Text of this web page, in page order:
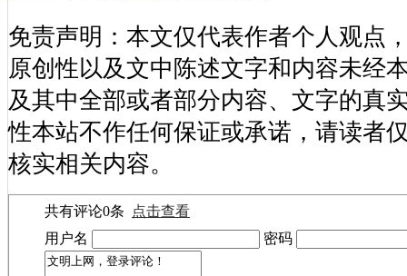
免责声明：本文仅代表作者个人观点
原创性以及文中陈述文字和内容未经
及其中全部或者部分内容、文字的真
性本站不作任何保证或承诺，请读者
核实相关内容。
共有评论0条
点击查看
用户名
密码